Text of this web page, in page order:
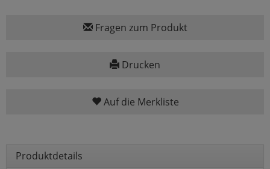
Fragen zum Produkt
Drucken
Auf die Merkliste
Produktdetails